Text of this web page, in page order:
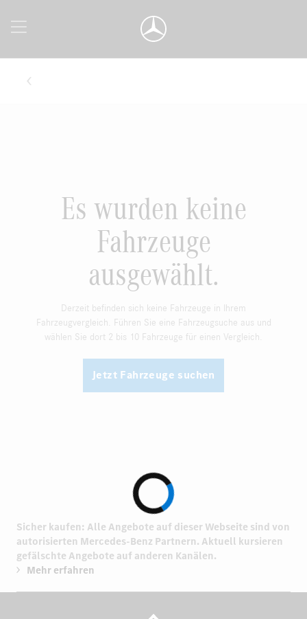
Es wurden keine
Fahrzeuge
ausgewählt.
Derzeit befinden sich keine Fahrzeuge in Ihrem
Fahrzeugvergleich. Führen Sie eine Fahrzeugsuche aus und
wählen Sie dort 2 bis 10 Fahrzeuge für einen Vergleich.
Jetzt Fahrzeuge suchen
Sicher kaufen: Alle Angebote auf dieser Webseite sind von
autorisierten Mercedes-Benz Partnern. Aktuell kursieren
gefälschte Angebote auf anderen Kanälen.
Mehr erfahren